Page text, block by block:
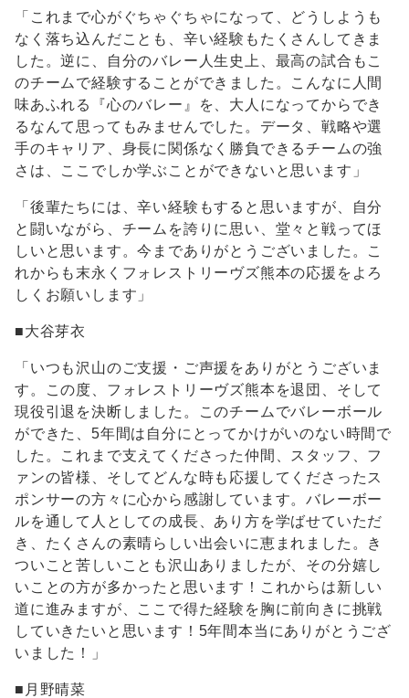
「これまで心がぐちゃぐちゃになって、どうしようも
なく落ち込んだことも、辛い経験もたくさんしてきま
した。逆に、自分のバレー人生史上、最高の試合もこ
のチームで経験することができました。こんなに人間
味あふれる『心のバレー』を、大人になってからでき
るなんて思ってもみませんでした。データ、戦略や選
手のキャリア、身長に関係なく勝負できるチームの強
さは、ここでしか学ぶことができないと思います」
「後輩たちには、辛い経験もすると思いますが、自分
と闘いながら、チームを誇りに思い、堂々と戦ってほ
しいと思います。今までありがとうございました。こ
れからも末永くフォレストリーヴズ熊本の応援をよろ
しくお願いします」
■大谷芽衣
「いつも沢山のご支援・ご声援をありがとうございま
す。この度、フォレストリーヴズ熊本を退団、そして
現役引退を決断しました。このチームでバレーボール
ができた、5年間は自分にとってかけがいのない時間で
した。これまで支えてくださった仲間、スタッフ、フ
ァンの皆様、そしてどんな時も応援してくださったス
ポンサーの方々に心から感謝しています。バレーボー
ルを通して人としての成長、あり方を学ばせていただ
き、たくさんの素晴らしい出会いに恵まれました。き
ついこと苦しいことも沢山ありましたが、その分嬉し
いことの方が多かったと思います！これからは新しい
道に進みますが、ここで得た経験を胸に前向きに挑戦
していきたいと思います！5年間本当にありがとうござ
いました！」
■月野晴菜